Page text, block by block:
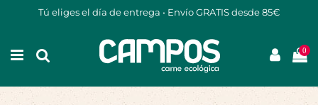
Tú eliges el día de entrega • Envío GRATIS desde 85€
0